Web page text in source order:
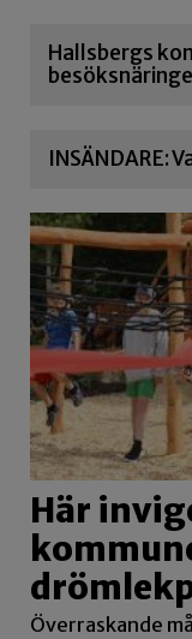
Hallsbergs
INSÄNDARE:
Här
Överraskande